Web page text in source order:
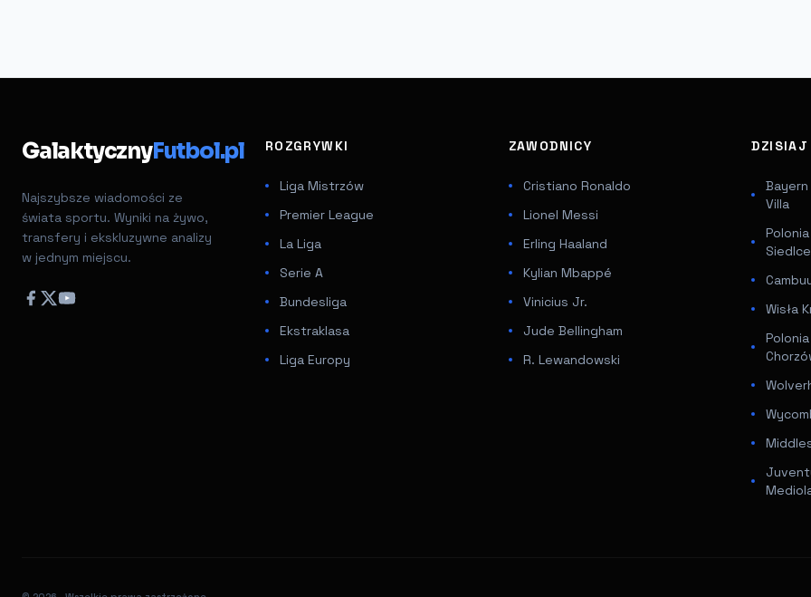
GalaktycznyFutbol.pl
Najszybsze wiadomości ze
świata sportu. Wyniki na żywo,
transfery i ekskluzywne analizy
w jednym miejscu.
ROZGRYWKI
Liga Mistrzów
Premier League
La Liga
Serie A
Bundesliga
Ekstraklasa
Liga Europy
ZAWODNICY
Cristiano Ronaldo
Lionel Messi
Erling Haaland
Kylian Mbappé
Vinicius Jr.
Jude Bellingham
R. Lewandowski
DZISIAJ
Villa
Siedlce
Wisła